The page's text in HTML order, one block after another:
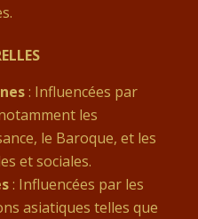
: Influencées par
les
le Baroque, et les
et sociales.
: Influencées par les
asiatiques telles que